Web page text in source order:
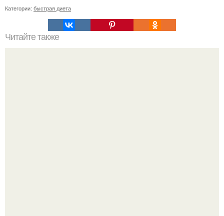
Категории: быстрая диета
Читайте также